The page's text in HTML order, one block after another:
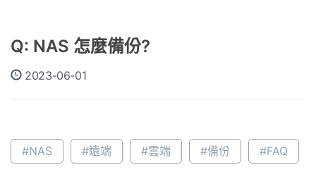
Q: NAS 怎麼備份?
2023-06-01
#NAS #遠端 #雲端 #備份 #FAQ